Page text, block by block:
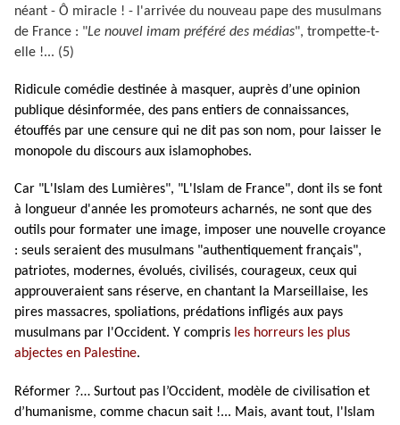
néant - Ô miracle ! - l'arrivée du nouveau pape des musulmans
de France : "Le nouvel imam préféré des médias", trompette-t-
elle !... (5)
Ridicule comédie destinée à masquer, auprès d’une opinion
publique désinformée, des pans entiers de connaissances,
étouffés par une censure qui ne dit pas son nom, pour laisser le
monopole du discours aux islamophobes.
Car "L'Islam des Lumières", "L'Islam de France", dont ils se font
à longueur d'année les promoteurs acharnés, ne sont que des
outils pour formater une image, imposer une nouvelle croyance
: seuls seraient des musulmans "authentiquement français",
patriotes, modernes, évolués, civilisés, courageux, ceux qui
approuveraient sans réserve, en chantant la Marseillaise, les
pires massacres, spoliations, prédations infligés aux pays
musulmans par l'Occident. Y compris les horreurs les plus
abjectes en Palestine.
Réformer ?… Surtout pas l’Occident, modèle de civilisation et
d’humanisme, comme chacun sait !... Mais, avant tout, l'Islam